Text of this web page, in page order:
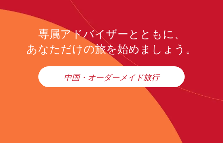
専属アドバイザーとともに、
あなただけの旅を始めましょう。
中国・オーダーメイド旅行